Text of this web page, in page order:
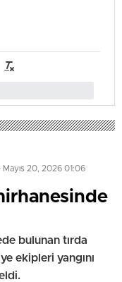
Mayıs 20, 2026 01:06
bulunan tırda
ekipleri yangını